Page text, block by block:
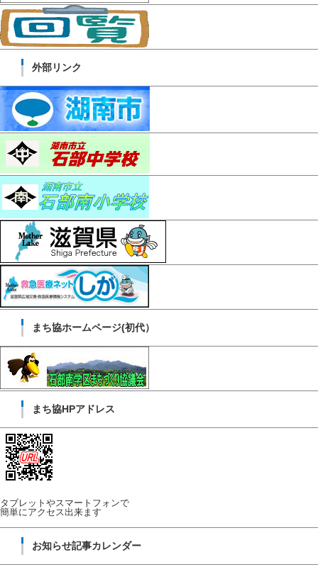
外部リンク
まち協ホームページ(初代）
まち協HPアドレス
タブレットやスマートフォンで
簡単にアクセス出来ます
お知らせ記事カレンダー